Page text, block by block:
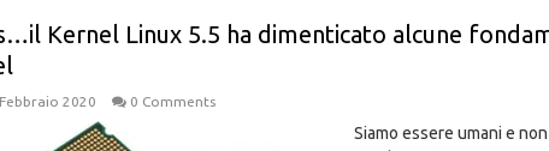
Kernel Linux 5.5 ha dimenticato alcune
2020 0 Comments
Siamo essere umani e